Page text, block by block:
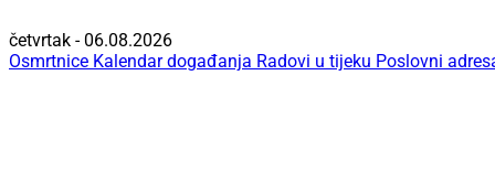
četvrtak - 06.08.2026
Osmrtnice Kalendar događanja Radovi u tijeku Poslovni